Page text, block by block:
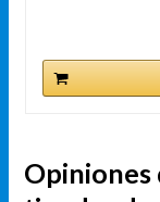
Opiniones